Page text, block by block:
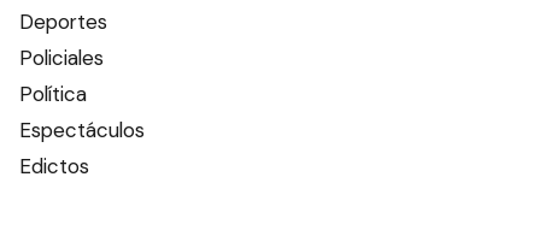
Deportes
Policiales
Política
Espectáculos
Edictos